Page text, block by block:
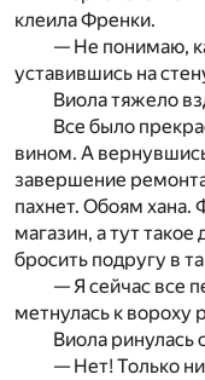
клеила Френки.
— Не понимаю,
уставившись на
Виола тяжело
Все было
вином. А
завершение
пахнет. Обоям хана.
магазин, а тут
бросить подругу в
— Я сейчас все
метнулась к вороху
Виола ринулась
— Нет! Только